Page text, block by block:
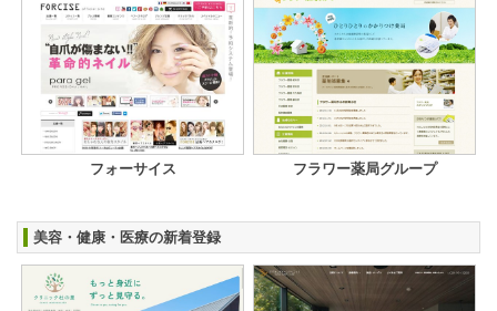
フォーサイス フラワー薬局グループ
美容・健康・医療の新着登録